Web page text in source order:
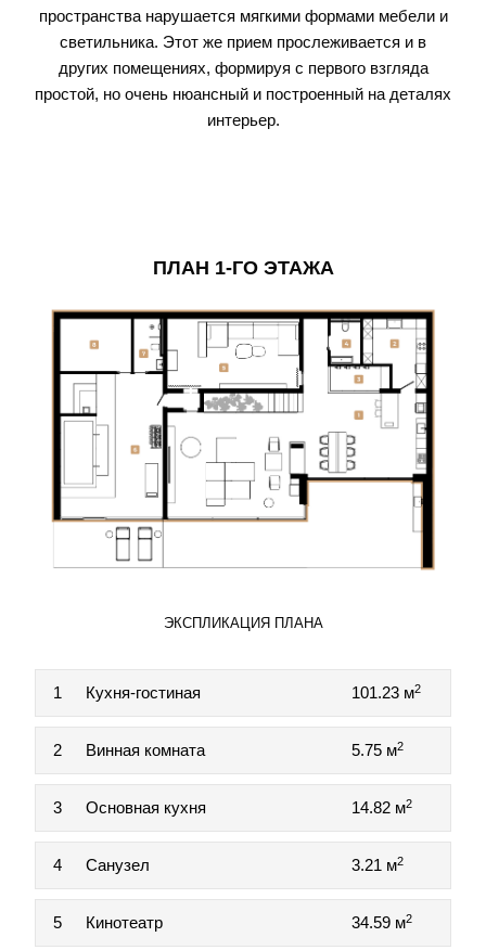
пространства нарушается мягкими формами мебели и
светильника. Этот же прием прослеживается и в
других помещениях, формируя с первого взгляда
простой, но очень нюансный и построенный на деталях
интерьер.
ПЛАН 1-ГО ЭТАЖА
ЭКСПЛИКАЦИЯ ПЛАНА
1 Кухня-гостиная 101.23 м2
2 Винная комната 5.75 м2
3 Основная кухня 14.82 м2
4 Санузел 3.21 м2
5 Кинотеатр 34.59 м2